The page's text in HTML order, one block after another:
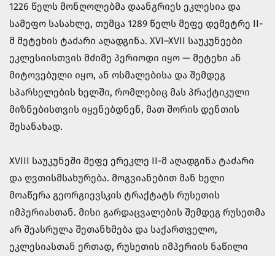
1226 წელს მონღოლებმა დაანგრიეს ეკლესია და
სამეფო სასახლე, თუმცა 1289 წელს მეფე დემეტრე II-
მ მეტეხის ტაძარი აღადგინა. XVI–XVII საუკუნეები
ეკლესიისთვის მძიმე პერიოდი იყო — მეტეხი ან
მიტოვებული იყო, ან ოსმალებისა და შემდეგ
სპარსელების ხელში, რომლებიც მას პრაქტიკული
მიზნებისთვის იყენებდნენ, მათ შორის დენთის
შესანახად.
XVIII საუკუნეში მეფე ერეკლე II-მ აღადგინა ტაძარი
და ღვთისმსახურება. მოგვიანებით მან ხელი
მოაწერა გეორგიევსკის ტრაქტატს რუსეთის
იმპერიასთან. მისი გარდაცვალების შემდეგ რუსეთმა
არ შეასრულა შეთანხმება და საქართველო,
ეკლესიასთან ერთად, რუსეთის იმპერიის ნაწილი